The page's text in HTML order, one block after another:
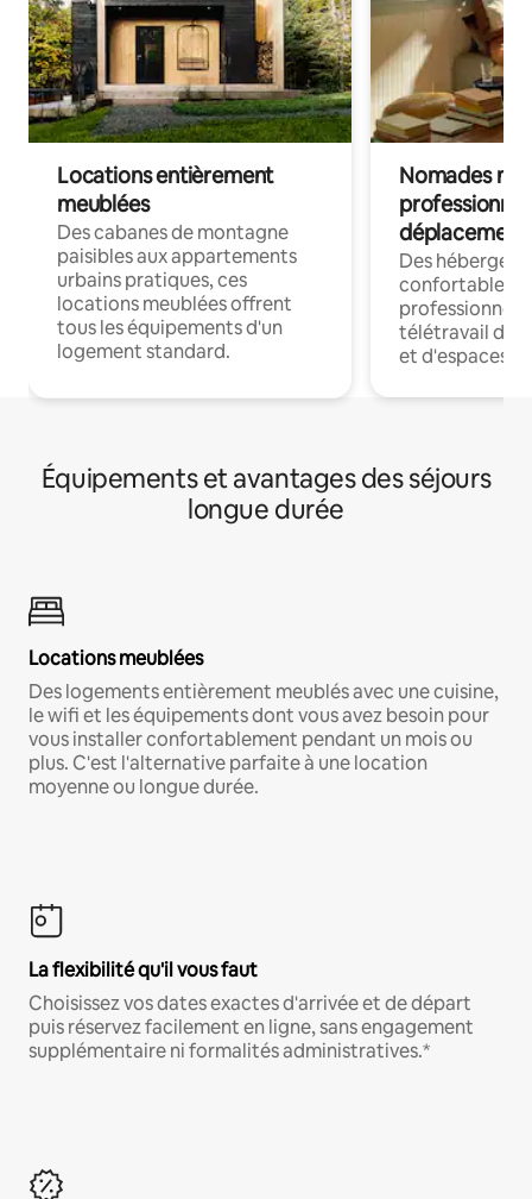
Locations entièrement
meublées
Des cabanes de montagne
paisibles aux appartements
urbains pratiques, ces
locations meublées offrent
tous les équipements d'un
logement standard.
Nomades
déplacement
Des
confortables
professionnels
télétravail
et d'espaces
Équipements et avantages des séjours
longue durée
Locations meublées
Des logements entièrement meublés avec une cuisine,
le wifi et les équipements dont vous avez besoin pour
vous installer confortablement pendant un mois ou
plus. C'est l'alternative parfaite à une location
moyenne ou longue durée.
La flexibilité qu'il vous faut
Choisissez vos dates exactes d'arrivée et de départ
puis réservez facilement en ligne, sans engagement
supplémentaire ni formalités administratives.*